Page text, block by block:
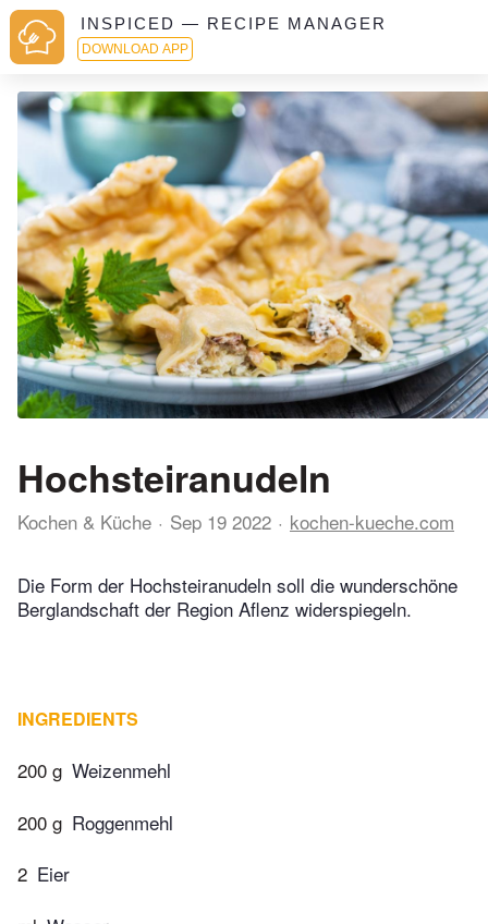
INSPICED — RECIPE MANAGER
DOWNLOAD APP
Hochsteiranudeln
Kochen & Küche Sep 19 2022 kochen-kueche.com
Die Form der Hochsteiranudeln soll die wunderschöne
Berglandschaft der Region Aflenz widerspiegeln.
INGREDIENTS
200 g Weizenmehl
200 g Roggenmehl
2 Eier